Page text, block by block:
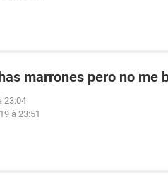
marrones pero no me
23:04
à 23:51